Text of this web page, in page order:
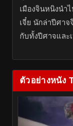
เมืองจินหนิงนำ
เจี๋ย นักล่าปีศา
กับทั้งปีศาจและ
ตัวอย่างหนัง